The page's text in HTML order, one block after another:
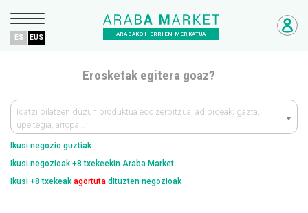
ARABAKO HERRIEN MERKATUA
ES EUS
Erosketak egitera goaz?
Idatzi bilatzen duzun produktua edo zerbitzua, adibideak; gazta,
upeltegia, arropa…
Ikusi negozio guztiak
Ikusi negozioak +8 txekeekin Araba Market
Ikusi +8 txekeak agortuta dituzten negozioak